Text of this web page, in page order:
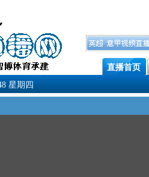
直播首页
星期四